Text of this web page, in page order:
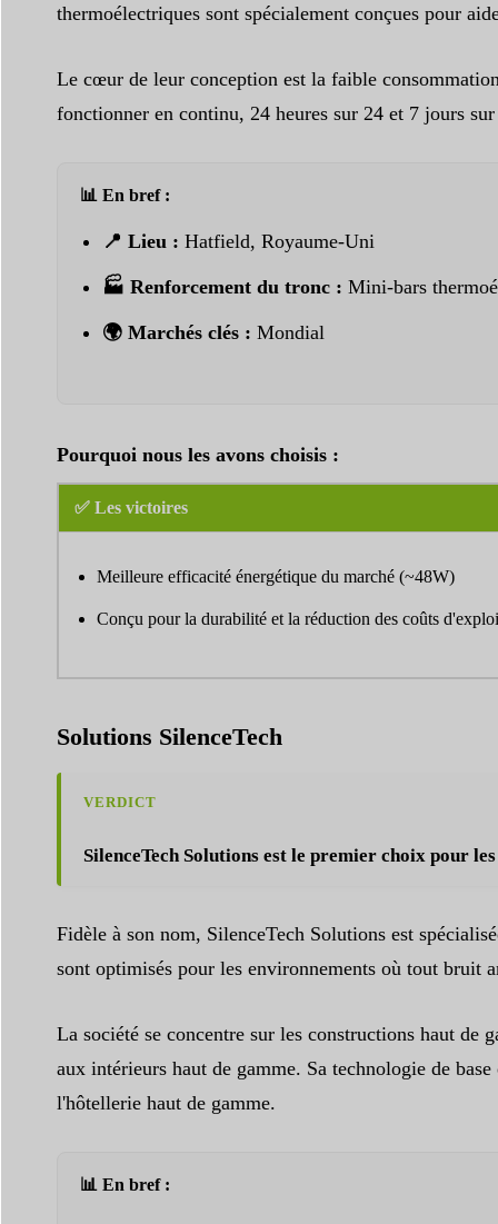
thermoélectriques sont spécialement conçues pour
Le cœur de leur conception est la faible
fonctionner en continu, 24 heures sur 24 et 7 jours
📊 En bref :
📍 Lieu : Hatfield, Royaume-Uni
🏭 Renforcement du tronc : Mini-bars
🌍 Marchés clés : Mondial
Pourquoi nous les avons choisis :
✅ Les victoires
Meilleure efficacité énergétique du marché (~48W)
Conçu pour la durabilité et la réduction des coûts
Solutions SilenceTech
VERDICT
SilenceTech Solutions est le premier choix pour
Fidèle à son nom, SilenceTech Solutions est
sont optimisés pour les environnements où tout bruit
La société se concentre sur les constructions haut de
aux intérieurs haut de gamme. Sa technologie de
l'hôtellerie haut de gamme.
📊 En bref :